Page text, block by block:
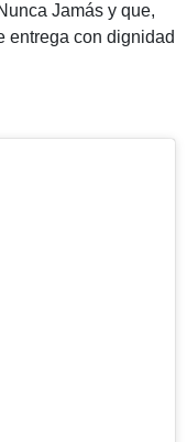
Jamás y que,
entrega con dignidad